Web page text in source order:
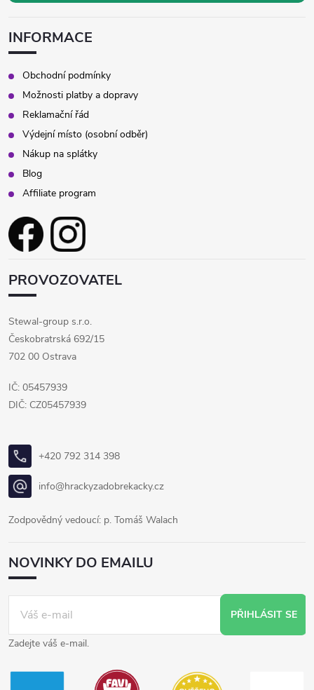
INFORMACE
Obchodní podmínky
Možnosti platby a dopravy
Reklamační řád
Výdejní místo (osobní odběr)
Nákup na splátky
Blog
Affiliate program
PROVOZOVATEL
Stewal-group s.r.o.
Českobratrská 692/15
702 00 Ostrava
IČ: 05457939
DIČ: CZ05457939
+420 792 314 398
info@hrackyzadobrekacky.cz
Zodpovědný vedoucí: p. Tomáš Walach
NOVINKY DO EMAILU
PŘIHLÁSIT SE
Zadejte váš e-mail.